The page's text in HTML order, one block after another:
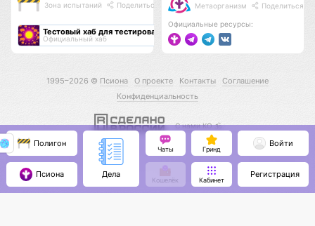
Зона испытаний Поделиться
Тестовый хаб для тестирования хабов
Официальный хаб
Метаорганизм Поделиться
Официальные ресурсы:
1995–2026 © Псиона О проекте Контакты
Соглашение
Конфиденциальность
С нами КО 🕉️
Полигон
Псиона Дела
Чаты Гринд
Кошелёк Кабинет
Войти
Регистрация